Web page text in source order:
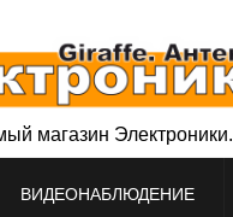
магазин Электроники.
ВИДЕОНАБЛЮДЕНИЕ